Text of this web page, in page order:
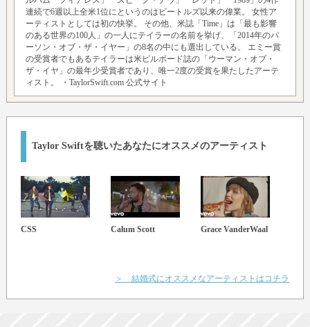
連続で6週以上全米1位にというのはビートルズ以来の偉業。 女性ア
ーティストとしては初の快挙。 その他、米誌「Time」は「最も影響
のある世界の100人」の一人にテイラーの名前を挙げ、「2014年のパ
ーソン・オブ・ザ・イヤー」の8名の中にも選出している。 エミー賞
の受賞者でもあるテイラーは米ビルボード誌の「ウーマン・オブ・
ザ・イヤ」の最年少受賞者であり、唯一2度の受賞を果たしたアーテ
ィスト。
・TaylorSwift.com 公式サイト
Taylor Swiftを聴いたあなたにオススメのアーティスト
CSS Calum Scott Grace VanderWaal
＞ 結婚式にオススメなアーティストはコチラ